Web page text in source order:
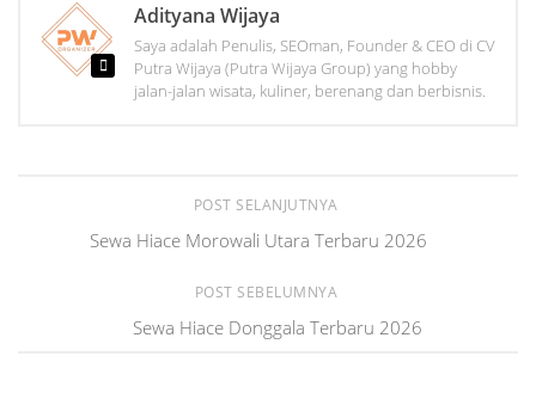
Adityana Wijaya
Saya adalah Penulis, SEOman, Founder & CEO di CV
Putra Wijaya (Putra Wijaya Group) yang hobby
jalan-jalan wisata, kuliner, berenang dan berbisnis.
POST SELANJUTNYA
Sewa Hiace Morowali Utara Terbaru 2026
POST SEBELUMNYA
Sewa Hiace Donggala Terbaru 2026